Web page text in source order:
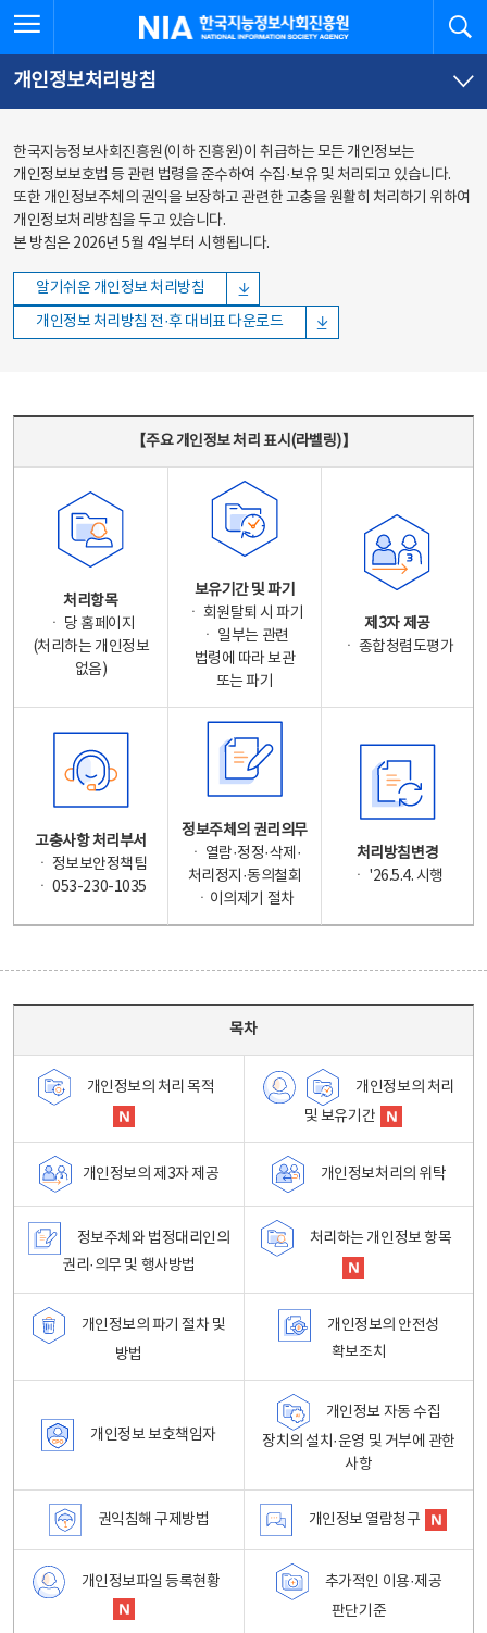
바로가기
바로가기
한국지능정보사회진흥원
개인정보처리방침
한국지능정보사회진흥원(이하 진흥원)이 취급하는 모든 개인정보는
개인정보보호법 등 관련 법령을 준수하여 수집·보유 및 처리되고 있습니다.
또한 개인정보주체의 권익을 보장하고 관련한 고충을 원활히 처리하기 위하여
개인정보처리방침을 두고 있습니다.
본 방침은 2026년 5월 4일부터 시행됩니다.
알기쉬운 개인정보 처리방침
개인정보 처리방침 전·후 대비표 다운로드
【주요 개인정보 처리 표시(라벨링)】
처리항목
ㆍ 당 홈페이지
(처리하는 개인정보
없음)
보유기간 및 파기
ㆍ 회원탈퇴 시 파기
ㆍ 일부는 관련
법령에 따라 보관
또는 파기
제3자 제공
ㆍ 종합청렴도평가
고충사항 처리부서
ㆍ 정보보안정책팀
ㆍ 053-230-1035
정보주체의 권리의무
ㆍ 열람·정정·삭제·
처리정지·동의철회
ㆍ이의제기 절차
처리방침변경
ㆍ '26.5.4. 시행
목차
개인정보의 처리 목적
개인정보의 처리
및 보유기간
개인정보의 제3자 제공 개인정보처리의 위탁
정보주체와 법정대리인의
권리·의무 및 행사방법
처리하는 개인정보 항목
개인정보의 파기 절차 및
방법
개인정보의 안전성
확보조치
개인정보 보호책임자
개인정보 자동 수집
장치의 설치·운영 및 거부에 관한
사항
권익침해 구제방법 개인정보 열람청구
개인정보파일 등록현황
추가적인 이용·제공
판단기준